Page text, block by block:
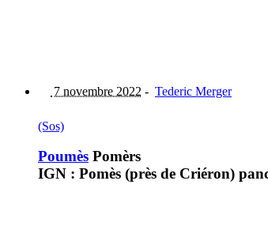
7 novembre 2022 - Tederic Merger
(Sos)
Poumès Pomèrs
IGN : Pomès (près de Criéron)